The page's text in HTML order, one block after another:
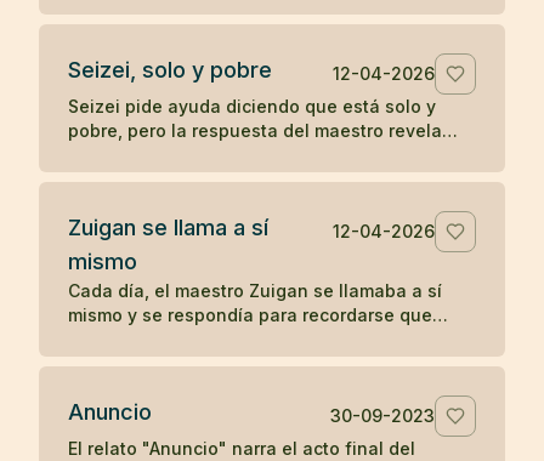
en la mente.
Seizei, solo y pobre
12-04-2026
Seizei pide ayuda diciendo que está solo y
pobre, pero la respuesta del maestro revela
koan sobre carencia y plenitud.
Zuigan se llama a sí
mismo
12-04-2026
Cada día, el maestro Zuigan se llamaba a sí
mismo y se respondía para recordarse que
engañar. Un koan sobre la vigilancia interior.
Anuncio
30-09-2023
El relato "Anuncio" narra el acto final del